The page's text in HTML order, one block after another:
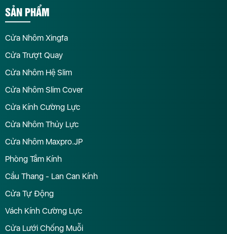
SẢN PHẨM
Cửa Nhôm Xingfa
Cửa Trượt Quay
Cửa Nhôm Hệ Slim
Cửa Nhôm Slim Cover
Cửa Kính Cường Lực
Cửa Nhôm Thủy Lực
Cửa Nhôm Maxpro.JP
Phòng Tắm Kính
Cầu Thang - Lan Can Kính
Cửa Tự Động
Vách Kính Cường Lực
Cửa Lưới Chống Muỗi